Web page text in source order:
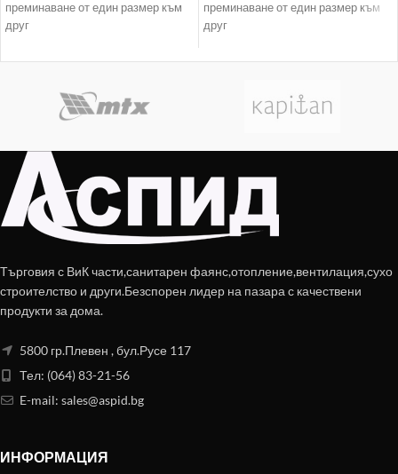
преминаване от един размер към
друг
преминаване от един размер към
друг
Търговия с ВиК части,санитарен фаянс,отопление,вентилация,сухо
строителство и други.Безспорен лидер на пазара с качествени
продукти за дома.
5800 гр.Плевен , бул.Русе 117
Тел: (064) 83-21-56
E-mail: sales@aspid.bg
ИНФОРМАЦИЯ